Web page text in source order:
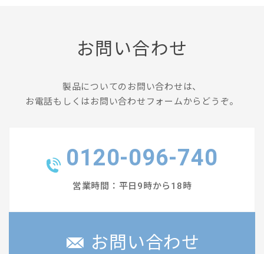
お問い合わせ
製品についてのお問い合わせは、
お電話もしくはお問い合わせフォームからどうぞ。
0120-096-740
営業時間：平日9時から18時
お問い合わせ